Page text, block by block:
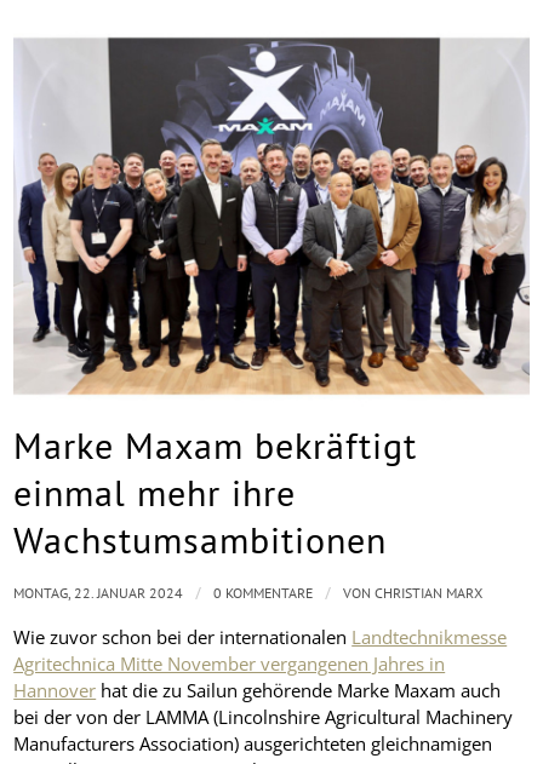
Marke Maxam bekräftigt
einmal mehr ihre
Wachstumsambitionen
Wie zuvor schon bei der internationalen Landtechnikmesse
Agritechnica Mitte November vergangenen Jahres in
Hannover hat die zu Sailun gehörende Marke Maxam auch
bei der von der LAMMA (Lincolnshire Agricultural Machinery
Manufacturers Association) ausgerichteten gleichnamigen
MONTAG, 22. JANUAR 2024 / 0 KOMMENTARE / VONCHRISTIAN MARX